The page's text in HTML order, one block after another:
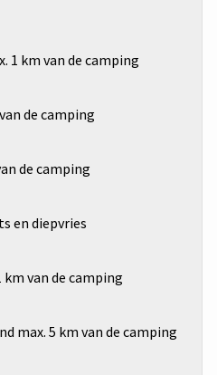
1 km van de camping
de camping
de camping
en diepvries
van de camping
max. 5 km van de camping